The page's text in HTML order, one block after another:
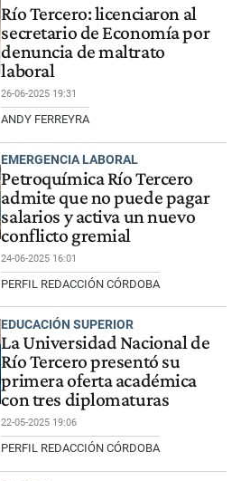
Río Tercero: licenciaron al
secretario de Economía por
denuncia de maltrato
laboral
26-06-2025 19:31
ANDY FERREYRA
EMERGENCIA LABORAL
Petroquímica Río Tercero
admite que no puede pagar
salarios y activa un nuevo
conflicto gremial
24-06-2025 16:01
PERFIL REDACCIÓN CÓRDOBA
EDUCACIÓN SUPERIOR
La Universidad Nacional de
Río Tercero presentó su
primera oferta académica
con tres diplomaturas
22-05-2025 19:06
PERFIL REDACCIÓN CÓRDOBA